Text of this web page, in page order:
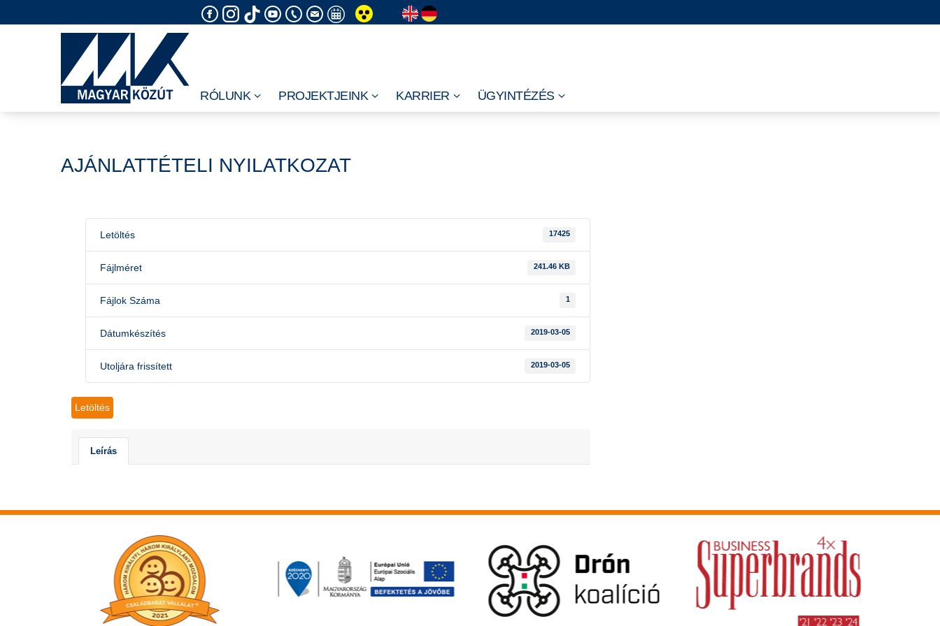
to
RÓLUNK PROJEKTJEINK KARRIER ÜGYINTÉZÉS
AJÁNLATTÉTELI NYILATKOZAT
Letöltés 17425
Fájlméret 241.46 KB
Fájlok Száma 1
Dátumkészítés 2019-03-05
Utoljára frissített 2019-03-05
Letöltés
Leírás